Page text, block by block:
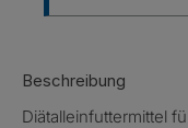
Beschreibung
Diätalleinfuttermittel